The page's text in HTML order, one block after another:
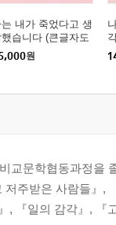
는 내가 죽었다고 생
했습니다 (큰글자도
원
교문학협동과정을
저주받은 사람들』,
, 『일의 감각』, 『